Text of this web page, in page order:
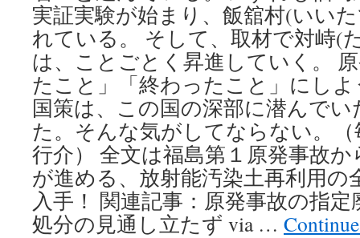
実証実験が始まり、飯舘村(いい
れている。 そして、取材で対峙(
は、ことごとく昇進していく。
たこと」「終わったこと」にし
国策は、この国の深部に潜んで
た。そんな気がしてならない。
行介） 全文は福島第１原発事故
が進める、放射能汚染土再利用
入手！ 関連記事：原発事故の指
処分の見通し立たず via …